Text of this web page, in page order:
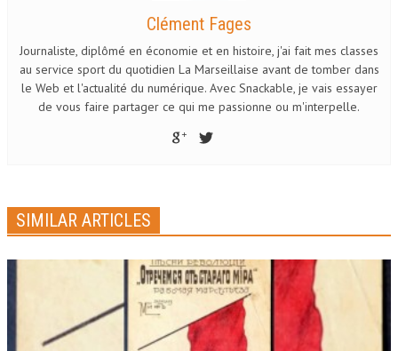
Clément Fages
Journaliste, diplômé en économie et en histoire, j'ai fait mes classes
au service sport du quotidien La Marseillaise avant de tomber dans
le Web et l'actualité du numérique. Avec Snackable, je vais essayer
de vous faire partager ce qui me passionne ou m'interpelle.
SIMILAR ARTICLES